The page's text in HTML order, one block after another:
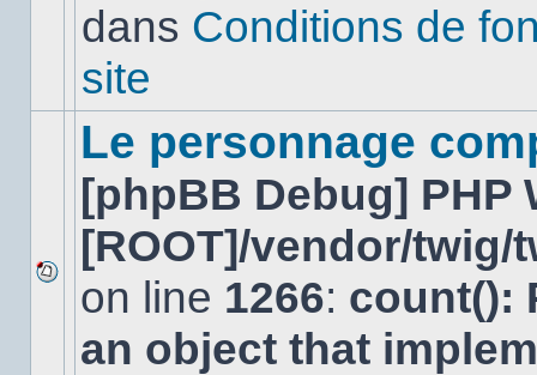
sujet.
dans Conditions de
site
Aucun
nouveau
message
non-
Le personnage
[phpBB Debug] PHP
[ROOT]/vendor/
on line 1266: count():
an object that